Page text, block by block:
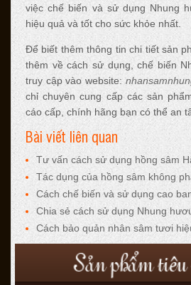
việc chế biến và sử dụng Nhung
hiệu quả và tốt cho sức khỏe nhất.
Để biết thêm thông tin chi tiết sản
thêm về cách sử dụng, chế biến
truy cập vào website:
chỉ chuyên cung cấp các sản
cáo cấp, chính hãng bạn có thể an
Bài viết liên quan
Tư vấn cách sử dụng hồng sâm
Tác dụng của hồng sâm không
Cách chế biến và sử dụng cao
Chia sẻ cách sử dụng Nhung
Cách bảo quản nhân sâm tươi